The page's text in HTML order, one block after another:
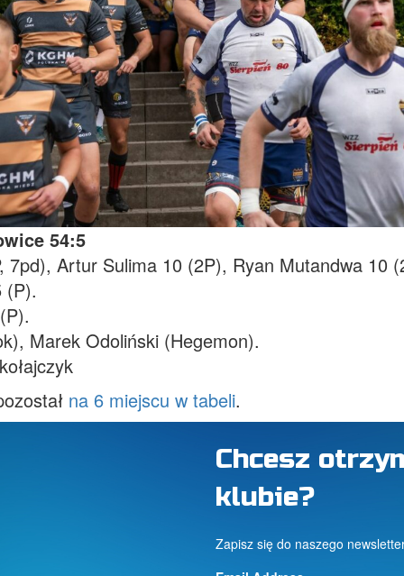
54:5
7pd), Artur Sulima 10 (2P), Ryan Mutandwa 10
(P).
Marek Odoliński (Hegemon).
na 6 miejscu w tabeli.
Chcesz
klubie?
Zapisz się do naszego